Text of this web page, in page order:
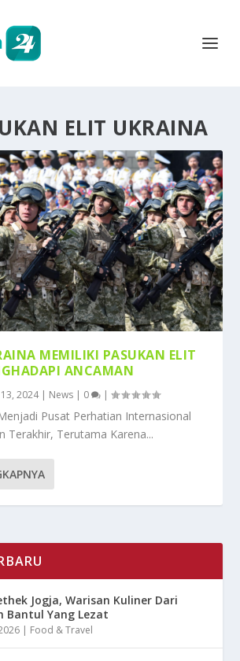
ELIT UKRAINA
MEMILIKI PASUKAN ELIT
ANCAMAN
2024| News | 0 |
Pusat Perhatian Internasional
Terakhir, Terutama Karena...
Jogja, Warisan Kuliner Dari
Bantul Yang Lezat
| Food & Travel